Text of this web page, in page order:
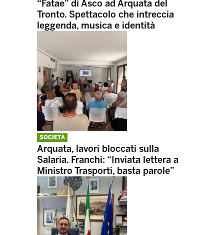
“Fatae” di Asco ad Arquata del
Tronto. Spettacolo che intreccia
leggenda, musica e identità
SOCIETÀ
Arquata, lavori bloccati sulla
Salaria. Franchi: “Inviata lettera a
Ministro Trasporti, basta parole”